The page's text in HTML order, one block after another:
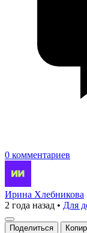
0 комментариев
Ирина Хлебникова
2 года назад • Для
Поделиться